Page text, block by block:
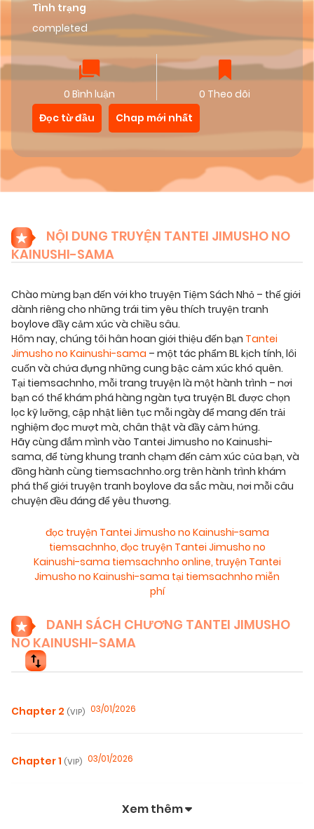
Tình trạng
completed
0 Bình luận
0 Theo dõi
Đọc từ đầu
Chap mới nhất
NỘI DUNG TRUYỆN TANTEI JIMUSHO NO
KAINUSHI-SAMA
Chào mừng bạn đến với kho truyện Tiệm Sách Nhỏ – thế giới
dành riêng cho những trái tim yêu thích truyện tranh
boylove đầy cảm xúc và chiều sâu.
Hôm nay, chúng tôi hân hoan giới thiệu đến bạn Tantei
Jimusho no Kainushi-sama – một tác phẩm BL kịch tính, lôi
cuốn và chứa đựng những cung bậc cảm xúc khó quên.
Tại tiemsachnho, mỗi trang truyện là một hành trình – nơi
bạn có thể khám phá hàng ngàn tựa truyện BL được chọn
lọc kỹ lưỡng, cập nhật liên tục mỗi ngày để mang đến trải
nghiệm đọc mượt mà, chân thật và đầy cảm hứng.
Hãy cùng đắm mình vào Tantei Jimusho no Kainushi-
sama, để từng khung tranh chạm đến cảm xúc của bạn, và
đồng hành cùng tiemsachnho.org trên hành trình khám
phá thế giới truyện tranh boylove đa sắc màu, nơi mỗi câu
chuyện đều đáng để yêu thương.
đọc truyện Tantei Jimusho no Kainushi-sama
tiemsachnho, đọc truyện Tantei Jimusho no
Kainushi-sama tiemsachnho online, truyện Tantei
Jimusho no Kainushi-sama tại tiemsachnho miễn
phí
DANH SÁCH CHƯƠNG TANTEI JIMUSHO
NO KAINUSHI-SAMA
Chapter 2 (VIP) 03/01/2026
Chapter 1 (VIP) 03/01/2026
Xem thêm